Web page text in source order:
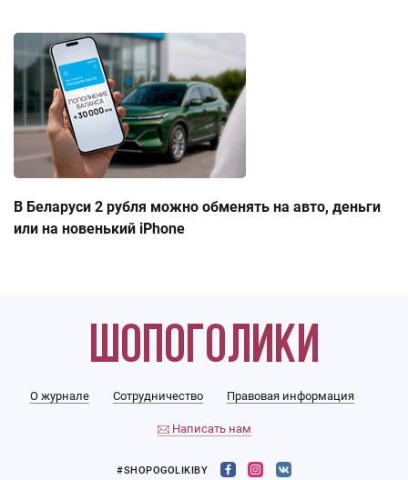
В Беларуси 2 рубля можно обменять на авто, деньги
или на новенький iPhone
О журнале Сотрудничество Правовая информация
Написать нам
#SHOPOGOLIKIBY